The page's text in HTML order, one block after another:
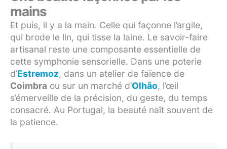
mains
Et puis, il y a la main. Celle qui façonne l’argile,
qui brode le lin, qui tisse la laine. Le savoir-faire
artisanal reste une composante essentielle de
cette symphonie sensorielle. Dans une poterie
d’Estremoz, dans un atelier de faïence de
Coimbra ou sur un marché d’Olhão, l’œil
s’émerveille de la précision, du geste, du temps
consacré. Au Portugal, la beauté naît souvent de
la patience.